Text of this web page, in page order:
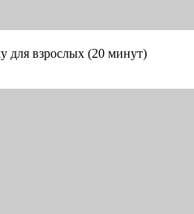
для взрослых (20 минут)